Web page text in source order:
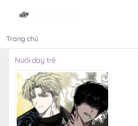
Trang chủ
Nuôi dạy trẻ